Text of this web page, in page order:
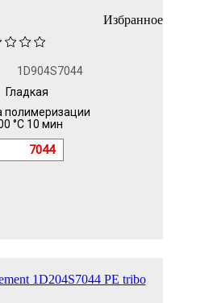
Избранное
1D904S7044
Гладкая
полимеризации
°C 10 мин
7044
1D204S7044 PE tribo